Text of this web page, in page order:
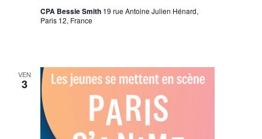
CPA Bessie Smith 19 rue Antoine Julien Hénard,
Paris 12, France
VEN
3